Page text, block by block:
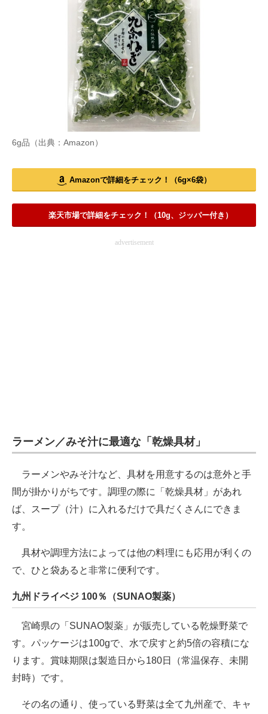
6g品（出典：Amazon）
Amazonで詳細をチェック！（6g×6袋）
楽天市場で詳細をチェック！（10g、ジッパー付き）
advertisement
ラーメン／みそ汁に最適な「乾燥具材」
ラーメンやみそ汁など、具材を用意するのは意外と手
間が掛かりがちです。調理の際に「乾燥具材」があれ
ば、スープ（汁）に入れるだけで具だくさんにできま
す。
具材や調理方法によっては他の料理にも応用が利くの
で、ひと袋あると非常に便利です。
九州ドライベジ 100％（SUNAO製薬）
宮崎県の「SUNAO製薬」が販売している乾燥野菜で
す。パッケージは100gで、水で戻すと約5倍の容積にな
ります。賞味期限は製造日から180日（常温保存、未開
封時）です。
その名の通り、使っている野菜は全て九州産で、キャ